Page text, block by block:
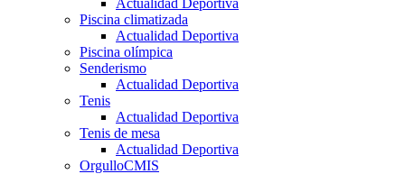
Actualidad Deportiva
Piscina climatizada
Actualidad Deportiva
Piscina olímpica
Senderismo
Actualidad Deportiva
Tenis
Actualidad Deportiva
Tenis de mesa
Actualidad Deportiva
OrgulloCMIS